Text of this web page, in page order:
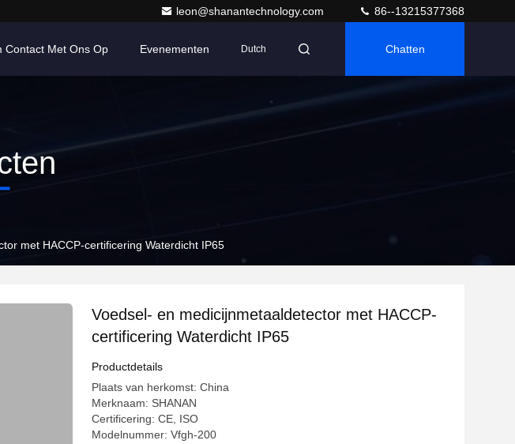
leon@shanantechnology.com 86--13215377368
Contact Met Ons Op Evenementen Dutch Chatten
met HACCP-certificering Waterdicht IP65
Voedsel- en medicijnmetaaldetector met HACCP-
certificering Waterdicht IP65
Productdetails
Plaats van herkomst: China
Merknaam: SHANAN
Certificering: CE, ISO
Modelnummer: Vfgh-200